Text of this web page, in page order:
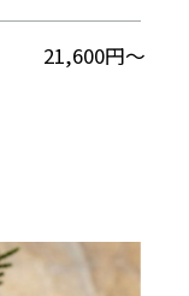
21,600円〜